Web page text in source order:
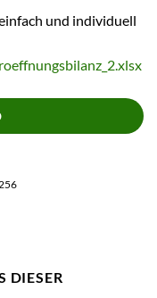
und individuell
256
DIESER